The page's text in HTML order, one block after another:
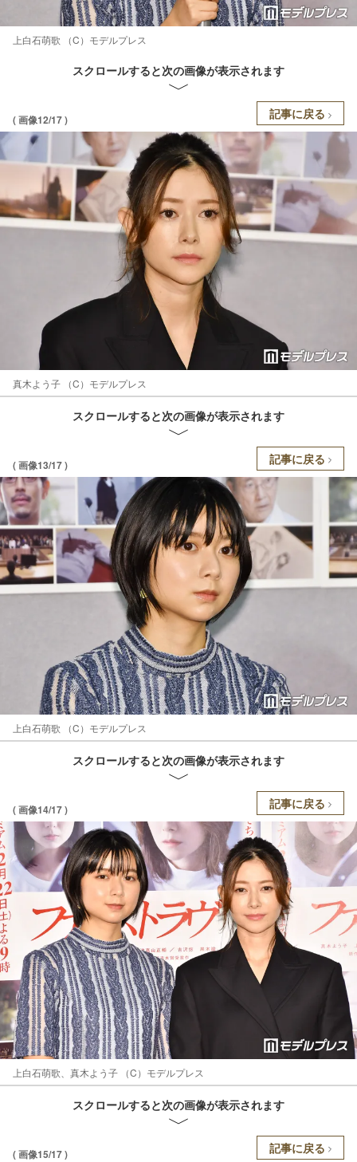
上白石萌歌 （C）モデルプレス
スクロールすると次の画像が表示されます
( 画像12/17 ) 記事に戻る
真木よう子 （C）モデルプレス
スクロールすると次の画像が表示されます
( 画像13/17 ) 記事に戻る
上白石萌歌 （C）モデルプレス
スクロールすると次の画像が表示されます
( 画像14/17 ) 記事に戻る
上白石萌歌、真木よう子 （C）モデルプレス
スクロールすると次の画像が表示されます
( 画像15/17 ) 記事に戻る